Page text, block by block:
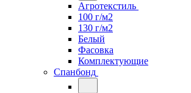
Агротекстиль
100 г/м2
130 г/м2
Белый
Фасовка
Комплектующие
Спанбонд